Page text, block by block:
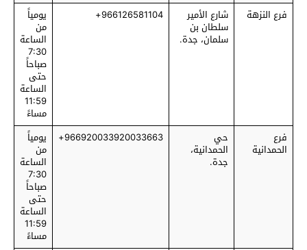
فرع النزهة
شارع الأمير
سلطان بن
سلمان، جدة.
966126581104+ يومياً
من
الساعة
7:30
صباحاً
حتى
الساعة
11:59
مساءً
فرع
الحمدانية
حي
الحمدانية،
جدة.
966920033920033663+ يومياً
من
الساعة
7:30
صباحاً
حتى
الساعة
11:59
مساءً